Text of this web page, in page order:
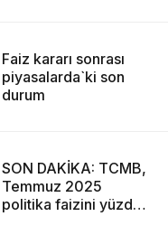
Faiz kararı sonrası
piyasalarda`ki son
durum
SON DAKİKA: TCMB,
Temmuz 2025
politika faizini yüzde